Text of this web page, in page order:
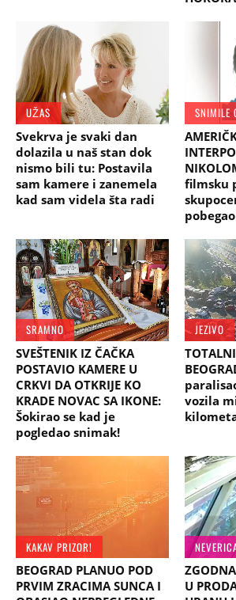
UŽAS
Svekrva je svaki dan
dolazila u naš stan dok
nismo bili tu: Postavila
sam kamere i zanemela
kad sam videla šta radi
SNIMILE
filmsku
SRAMNO
SVEŠTENIK IZ ČAČKA
POSTAVIO KAMERE U
CRKVI DA OTKRIJE KO
KRADE NOVAC SA IKONE:
Šokirao se kad je
pogledao snimak!
JEZIVO
vozila
KAKAV PRIZOR!
BEOGRAD PLANUO POD
PRVIM ZRACIMA SUNCA I
U